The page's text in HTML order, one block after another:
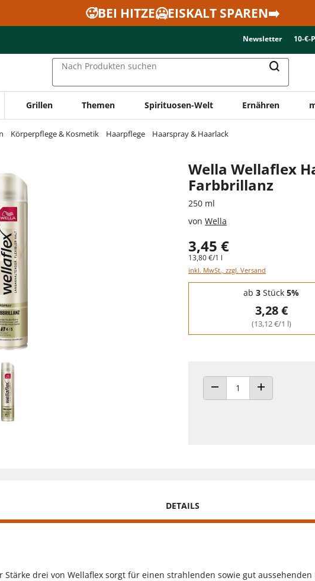
🥵BEI HITZE🥶EISKALT SPAREN➡️
Newsletter 10-€-
Nach Produkten suchen
Grillen Themen Spirituosen-Welt Ernähren
Körperpflege & Kosmetik Haarpflege Haarspray & Haarlack
Wella Wellaflex
Farbbrillanz
250 ml
von Wella
3,45 €
13,80 €/1 l
inkl. MwSt., zzgl. Versand
Staffelpreise - Mengenrabatt
ab 3 Stück 5%
3,28 €
(13,12 €/1 l)
ANZAHL VERRINGERNANZAHL ERHÖHEN
DETAILS
Stärke drei von Wellaflex sorgt für einen strahlenden sowie gut